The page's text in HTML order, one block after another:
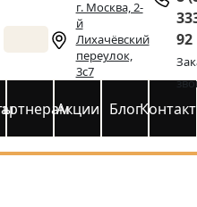
г. Москва, 2-
й
Лихачёвский
переулок,
3с7
92
Акции Блог